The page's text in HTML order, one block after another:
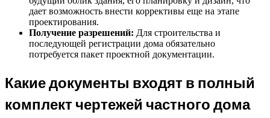
дает возможность внести коррективы еще на этапе
проектирования.
Получение разрешений: Для строительства и
последующей регистрации дома обязательно
потребуется пакет проектной документации.
Какие документы входят в полный
комплект чертежей частного дома